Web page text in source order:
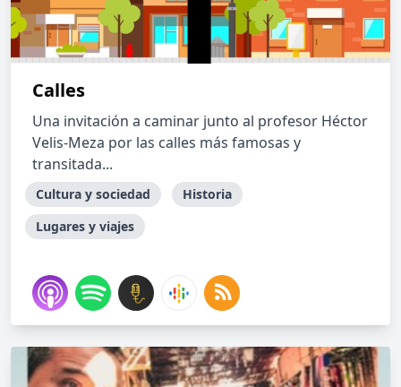
Calles
Una invitación a caminar junto al profesor Héctor
Velis-Meza por las calles más famosas y
transitada...
Cultura y sociedad
Historia
Lugares y viajes